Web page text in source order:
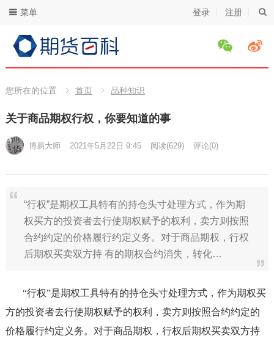
登录 注册
菜单
您所在的位置 首页 品种知识
关于商品期权行权，你要知道的事
博易大师 2021年5月22日 9:45 阅读(629) 评论(0)
“行权”是期权工具特有的持仓头寸处理方式，作为期
权买方的投资者去行使期权赋予的权利，卖方则按照
合约约定的价格履行约定义务。对于商品期权，行权
后期权买卖双方持 有的期权合约消失，转化…
“行权”是期权工具特有的持仓头寸处理方式，作为期权买
方的投资者去行使期权赋予的权利，卖方则按照合约约定的
价格履行约定义务。对于商品期权，行权后期权买卖双方持